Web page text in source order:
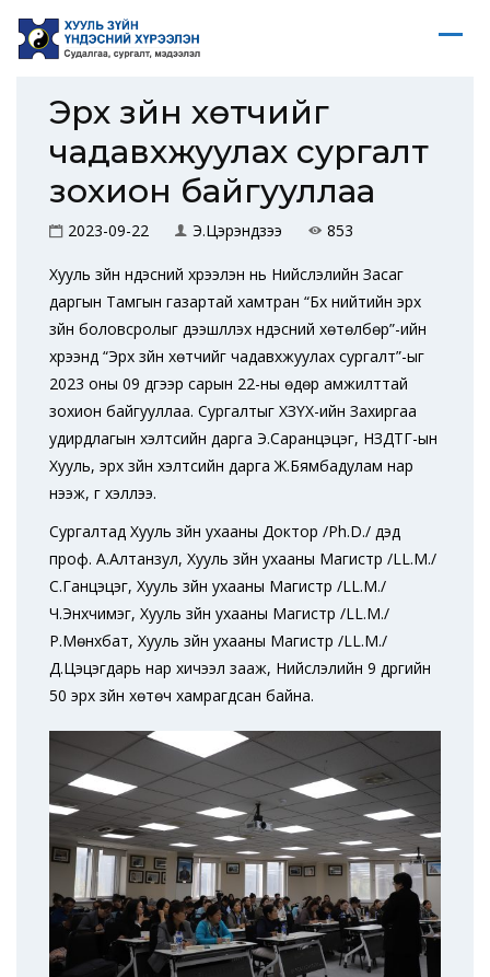
Эрх зүйн хөтчийг
чадавхжуулах сургалт
зохион байгууллаа
2023-09-22 Э.Цэрэндүзээ 853
Хууль зүйн үндэсний хүрээлэн нь Нийслэлийн Засаг
даргын Тамгын газартай хамтран “Бүх нийтийн эрх
зүйн боловсролыг дээшлүүлэх үндэсний хөтөлбөр”-ийн
хүрээнд “Эрх зүйн хөтчийг чадавхжуулах сургалт”-ыг
2023 оны 09 дүгээр сарын 22-ны өдөр амжилттай
зохион байгууллаа. Сургалтыг ХЗҮХ-ийн Захиргаа
удирдлагын хэлтсийн дарга Э.Саранцэцэг, НЗДТГ-ын
Хууль, эрх зүйн хэлтсийн дарга Ж.Бямбадулам нар
нээж, үг хэллээ.
Сургалтад Хууль зүйн ухааны Доктор /Ph.D./ дэд
проф. А.Алтанзул, Хууль зүйн ухааны Магистр /LL.M./
С.Ганцэцэг, Хууль зүйн ухааны Магистр /LL.M./
Ч.Энхчимэг, Хууль зүйн ухааны Магистр /LL.M./
Р.Мөнхбат, Хууль зүйн ухааны Магистр /LL.M./
Д.Цэцэгдарь нар хичээл зааж, Нийслэлийн 9 дүүргийн
50 эрх зүйн хөтөч хамрагдсан байна.